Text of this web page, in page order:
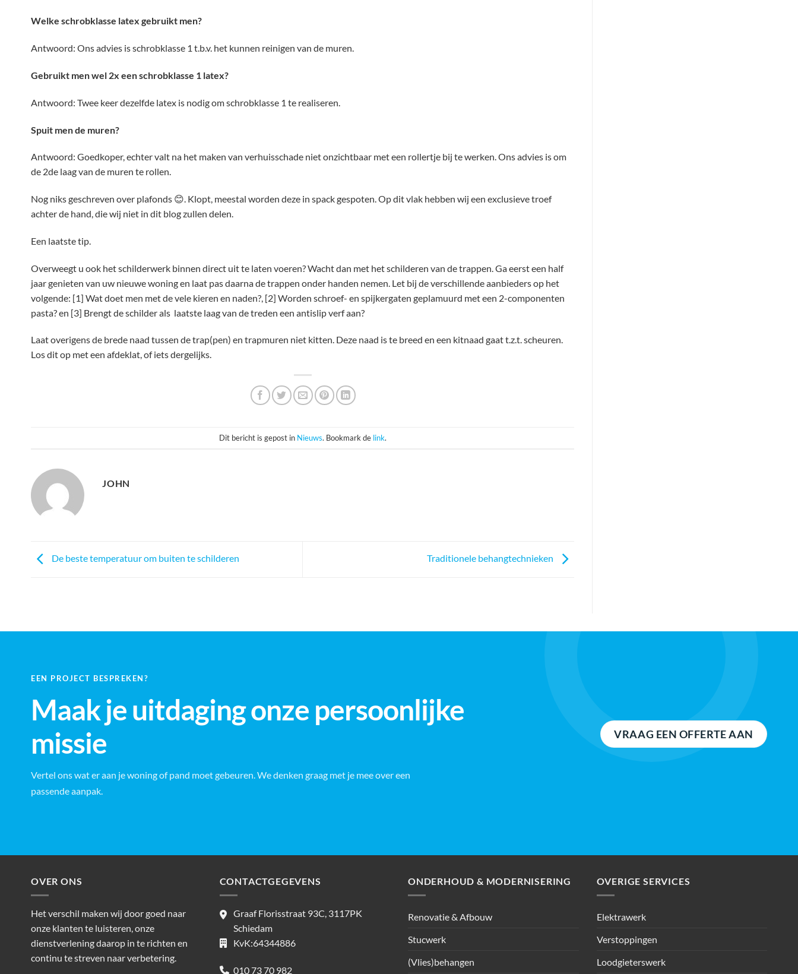
Welke schrobklasse latex gebruikt men?
Antwoord: Ons advies is schrobklasse 1 t.b.v. het kunnen reinigen van de muren.
Gebruikt men wel 2x een schrobklasse 1 latex?
Antwoord: Twee keer dezelfde latex is nodig om schrobklasse 1 te realiseren.
Spuit men de muren?
Antwoord: Goedkoper, echter valt na het maken van verhuisschade niet onzichtbaar met een rollertje bij te werken. Ons advies is om
de 2de laag van de muren te rollen.
Nog niks geschreven over plafonds 😊. Klopt, meestal worden deze in spack gespoten. Op dit vlak hebben wij een exclusieve troef
achter de hand, die wij niet in dit blog zullen delen.
Een laatste tip.
Overweegt u ook het schilderwerk binnen direct uit te laten voeren? Wacht dan met het schilderen van de trappen. Ga eerst een half
jaar genieten van uw nieuwe woning en laat pas daarna de trappen onder handen nemen. Let bij de verschillende aanbieders op het
volgende: [1] Wat doet men met de vele kieren en naden?, [2] Worden schroef- en spijkergaten geplamuurd met een 2-componenten
pasta? en [3] Brengt de schilder als laatste laag van de treden een antislip verf aan?
Laat overigens de brede naad tussen de trap(pen) en trapmuren niet kitten. Deze naad is te breed en een kitnaad gaat t.z.t. scheuren.
Los dit op met een afdeklat, of iets dergelijks.
Dit bericht is gepost in Nieuws. Bookmark de link.
JOHN
De beste temperatuur om buiten te schilderen Traditionele behangtechnieken
EEN PROJECT BESPREKEN?
Maak je uitdaging onze persoonlijke
missie
Vertel ons wat er aan je woning of pand moet gebeuren. We denken graag met je mee over een
passende aanpak.
VRAAG EEN OFFERTE AAN
OVER ONS
Het verschil maken wij door goed naar
onze klanten te luisteren, onze
dienstverlening daarop in te richten en
continu te streven naar verbetering.
CONTACTGEGEVENS
Graaf Florisstraat 93C, 3117PK
Schiedam
KvK:64344886
010 73 70 982
ONDERHOUD & MODERNISERING
Renovatie & Afbouw
Stucwerk
(Vlies)behangen
OVERIGE SERVICES
Elektrawerk
Verstoppingen
Loodgieterswerk